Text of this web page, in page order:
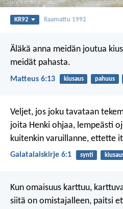
KR92 Raamattu 1992
Äläkä anna meidän joutua
meidät pahasta.
Matteus 6:13 kiusaus pahuus
Veljet, jos joku tavataan
joita Henki ohjaa, lempeästi
kuitenkin varuillanne, ettette
Galatalaiskirje 6:1 synti
Kun omaisuus karttuu,
siitä on omistajalleen, paitsi